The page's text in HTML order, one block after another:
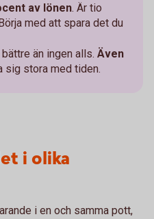
av lönen. Är tio
med att spara det du
än ingen alls. Även
sig stora med tiden.
i olika
i en och samma pott,